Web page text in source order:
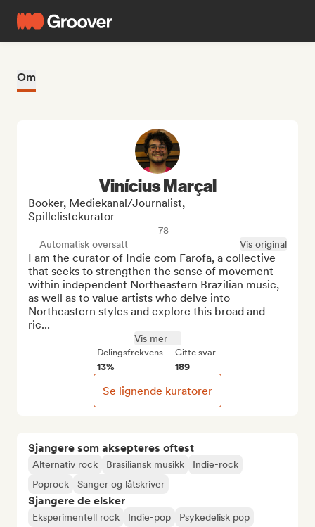
Om
Sjangere som aksepteres oftest
Alternativ rock Brasiliansk musikk
Indie-rock
Poprock
Sanger og låtskriver
Sjangere de elsker
Eksperimentell rock Indie-pop
Psykedelisk pop
Vinícius Marçal
Booker, Mediekanal/journalist,
Spillelistekurator
78
Automatisk oversatt
Vis original
I am the curator of Indie com Farofa, a collective
that seeks to strengthen the sense of movement
within independent Northeastern Brazilian music,
as well as to value artists who delve into
Northeastern styles and explore this broad and
ric...
Vis mer
Delingsfrekvens
13%
Gitte svar
189
Se lignende kuratorer